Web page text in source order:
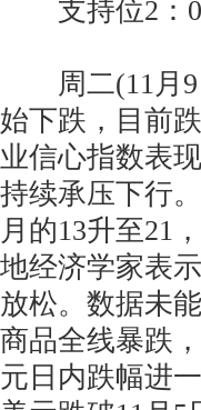
支持位2：
周二(11月9
始下跌，目前
业信心指数表
持续承压下行
月的13升至21
地经济学家表
放松。数据未
商品全线暴跌
元日内跌幅进